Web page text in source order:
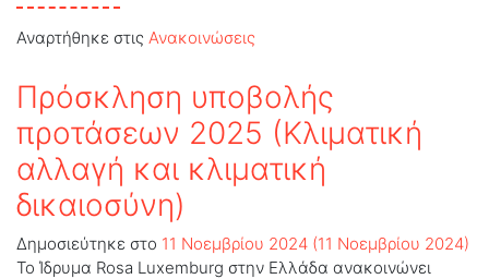
Αναρτήθηκε στις Ανακοινώσεις
Πρόσκληση υποβολής
προτάσεων 2025 (Κλιματική
αλλαγή και κλιματική
δικαιοσύνη)
Δημοσιεύτηκε στο 11 Νοεμβρίου 2024 (11 Νοεμβρίου 2024)
Το Ίδρυμα Rosa Luxemburg στην Ελλάδα ανακοινώνει